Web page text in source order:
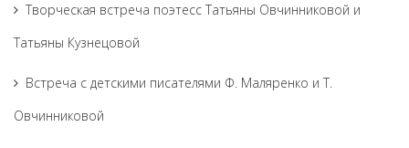
Творческая встреча поэтесс Татьяны Овчинниковой и
Татьяны Кузнецовой
Встреча с детскими писателями Ф. Маляренко и Т.
Овчинниковой